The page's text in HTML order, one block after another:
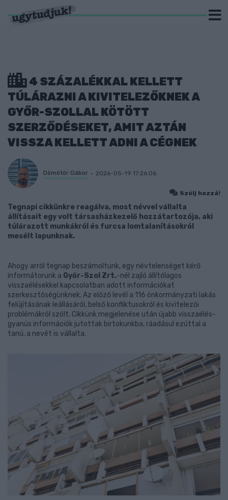
4 SZÁZALÉKKAL KELLETT
TÚLÁRAZNI A KIVITELEZŐKNEK A
GYŐR-SZOLLAL KÖTÖTT
SZERZŐDÉSEKET, AMIT AZTÁN
VISSZA KELLETT ADNI A CÉGNEK
Dömötör Gábor 2026-05-19 17:26:06
Szólj hozzá!
Tegnapi cikkünkre reagálva, most névvel vállalta
állításait egy volt társasházkezelő hozzátartozója, aki
túlárazott munkákról és furcsa lomtalanításokról
mesélt lapunknak.
Ahogy arról tegnap beszámoltunk, egy névtelenséget kérő
informátorunk a Győr-Szol Zrt.-nél zajló állítólagos
visszaélésekkel kapcsolatban adott információkat
szerkesztőségünknek. Az előző levél a 116 önkormányzati lakás
felújításának leállásáról, belső konfliktusokról és kivitelezői
problémákról szólt. Cikkünk megjelenése után újabb visszaélés-
gyanús információk jutottak birtokunkba, ráadásul ezúttal a
tanú, a nevét is vállalta.